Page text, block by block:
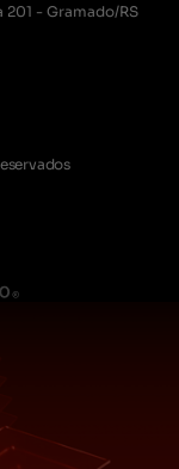
201 - Gramado/RS